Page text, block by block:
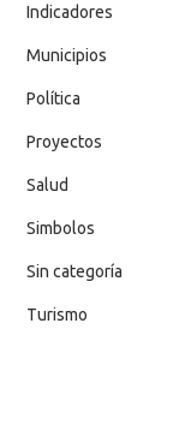
Indicadores
Municipios
Política
Proyectos
Salud
Simbolos
Sin categoría
Turismo